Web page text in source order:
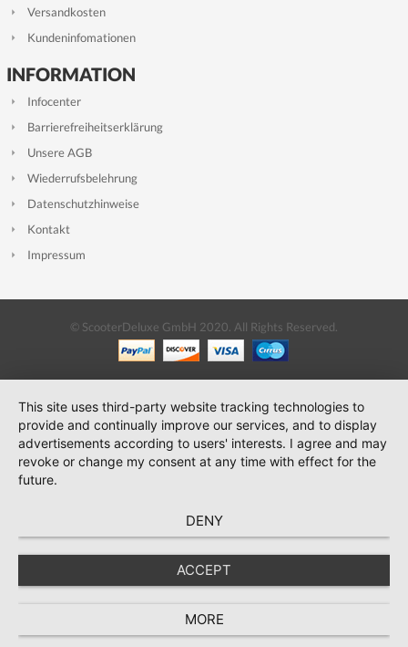
Versandkosten
Kundeninfomationen
INFORMATION
Infocenter
Barrierefreiheitserklärung
Unsere AGB
Wiederrufsbelehrung
Datenschutzhinweise
Kontakt
Impressum
© ScooterDeluxe GmbH 2020. All Rights Reserved.
This site uses third-party website tracking technologies to
provide and continually improve our services, and to display
advertisements according to users' interests. I agree and may
revoke or change my consent at any time with effect for the
future.
DENY
ACCEPT
MORE